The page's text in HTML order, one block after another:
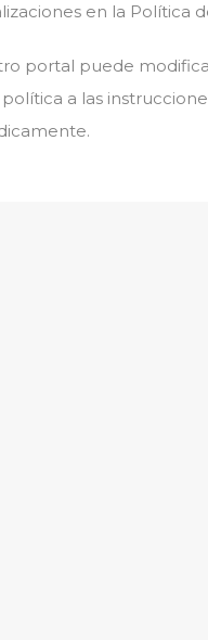
en la Política
portal puede
a las